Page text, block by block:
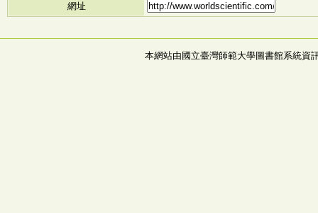
網址
本網站由國立臺灣師範大學圖書館系統資